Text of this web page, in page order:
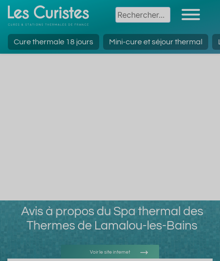
Cure thermale 18 jours Mini-cure et séjour thermal
Avis à propos du Spa thermal des
Thermes de Lamalou-les-Bains
Voir le site internet